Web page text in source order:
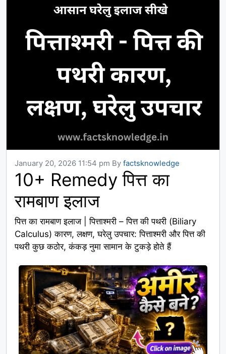
January 20, 2026 11:54 pm By factsknowledge
10+ Remedy पित्त का
रामबाण इलाज
पित्त का रामबाण इलाज | पित्ताश्मरी – पित्त की पथरी (Biliary
Calculus) कारण, लक्षण, घरेलु उपचार: पित्ताश्मरी और पित्त की
पथरी कुछ कठोर, कंकड़ नुमा सामान के टुकड़े होते हैं